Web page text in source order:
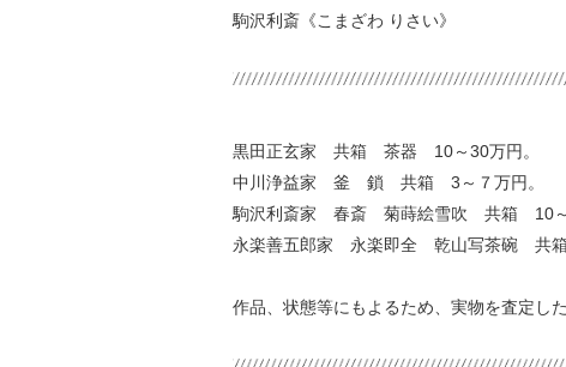
駒沢利斎《こまざわ りさい》
黒田正玄家 共箱 茶器 10～30万円。
中川浄益家 釜 鎖 共箱 3～７万円。
駒沢利斎家 春斎 菊蒔絵雪吹 共箱 10～
永楽善五郎家 永楽即全 乾山写茶碗 共
作品、状態等にもよるため、実物を査定し